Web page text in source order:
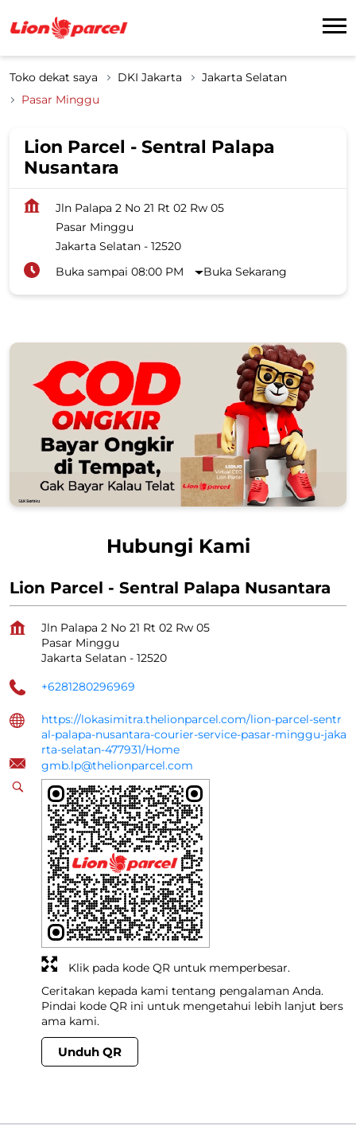
Toko dekat saya DKI Jakarta
Jakarta Selatan
Pasar Minggu
Lion Parcel - Sentral Palapa
Nusantara
Jln Palapa 2 No 21 Rt 02 Rw 05
Pasar Minggu
Jakarta Selatan - 12520
Buka sampai 08:00 PM
Buka Sekarang
Hubungi Kami
Lion Parcel - Sentral Palapa Nusantara
Jln Palapa 2 No 21 Rt 02 Rw 05
Pasar Minggu
Jakarta Selatan - 12520
+6281280296969
https://lokasimitra.thelionparcel.com/lion-parcel-sentr
al-palapa-nusantara-courier-service-pasar-minggu-jaka
rta-selatan-477931/Home
gmb.lp@thelionparcel.com
Ceritakan kepada kami tentang pengalaman Anda.
Pindai kode QR ini untuk mengetahui lebih lanjut bers
ama kami.
Unduh QR
Klik pada kode QR untuk memperbesar.